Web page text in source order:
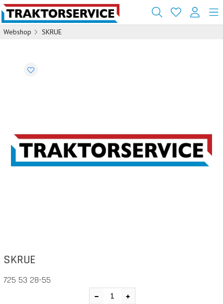
Webshop SKRUE
SKRUE
725 53 28-55